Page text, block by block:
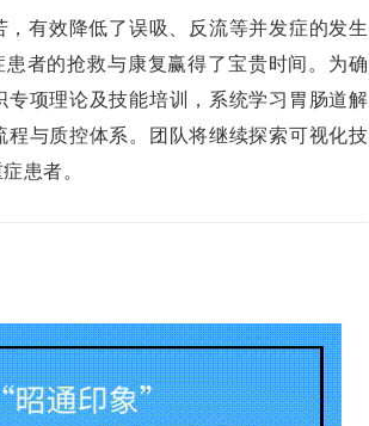
有效降低了误吸、反流等并发症的发生
者的抢救与康复赢得了宝贵时间。为确
项理论及技能培训，系统学习胃肠道解
与质控体系。团队将继续探索可视化技
患者。